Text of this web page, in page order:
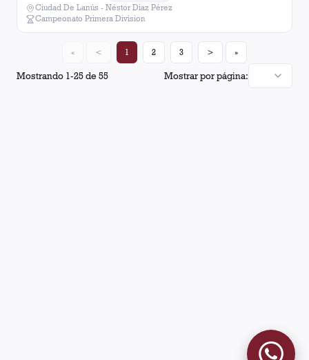
Ciudad De Lanús - Néstor Diaz Pérez
Campeonato Primera Division
Mostrando 1-25de55 Mostrar por página:
« < 1 2 3 > »